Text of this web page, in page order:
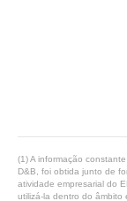
(1) A informação
D&B, foi obtida junto de
atividade empresarial do
utilizá-la dentro do âmbito